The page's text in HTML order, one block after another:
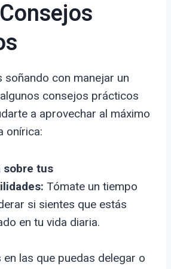
soñando con manejar un
consejos prácticos
a aprovechar al máximo
onírica:
sobre tus
Tómate un tiempo
si sientes que estás
en tu vida diaria.
en las que puedas delegar o